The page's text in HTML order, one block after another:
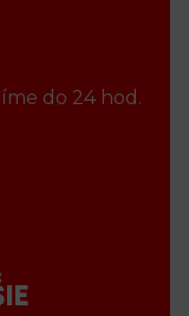
do 24 hod.